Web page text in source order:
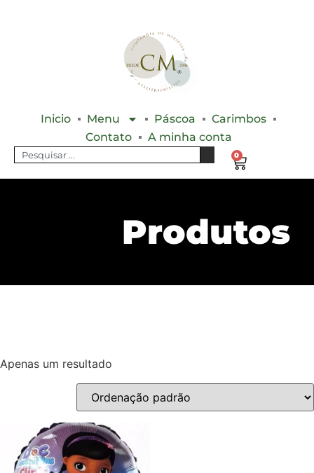
Inicio Menu Páscoa
Carimbos
Contato
A minha conta
0
Produtos
Apenas um resultado